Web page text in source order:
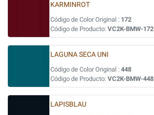
KARMINROT
Código de Color Original : 172
Código de Producto: VC2K-BMW-172
LAGUNA SECA UNI
Código de Color Original : 448
Código de Producto: VC2K-BMW-448
LAPISBLAU